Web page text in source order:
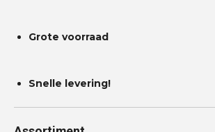
Grote voorraad
Snelle levering!